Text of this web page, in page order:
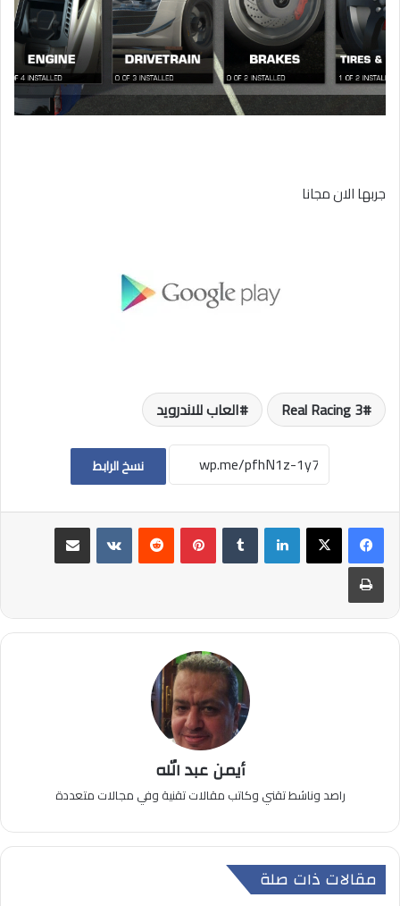
جربها الان مجانا
Real Racing 3 العاب للاندرويد
نسخ الرابط
لينكدإن بينتيريست
مشاركة عبر البريد
طباعة
أيمن عبد الله
راصد وناشط تقني وكاتب مقالات تقنية وفي مجالات متعددة
مقالات ذات صلة